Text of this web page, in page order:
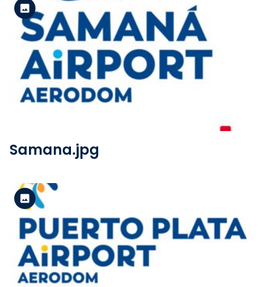
Ver el archivo
Versión estándar
Samana.jpg
Ver el archivo
Versión estándar